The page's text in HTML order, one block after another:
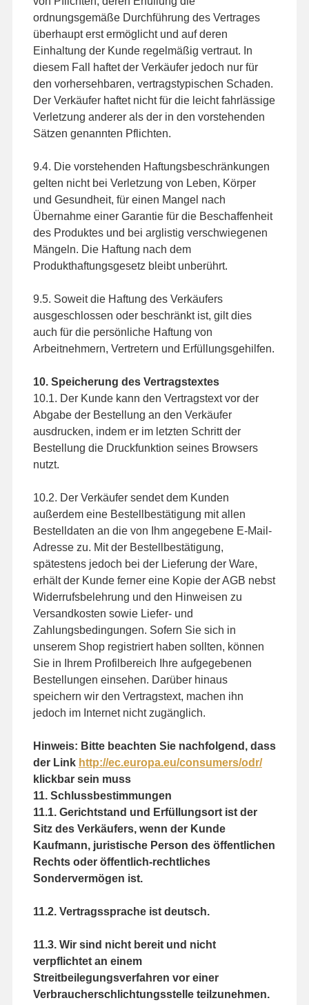
ordnungsgemäße Durchführung des Vertrages
überhaupt erst ermöglicht und auf deren
Einhaltung der Kunde regelmäßig vertraut. In
diesem Fall haftet der Verkäufer jedoch nur für
den vorhersehbaren, vertragstypischen Schaden.
Der Verkäufer haftet nicht für die leicht fahrlässige
Verletzung anderer als der in den vorstehenden
Sätzen genannten Pflichten.
9.4. Die vorstehenden Haftungsbeschränkungen
gelten nicht bei Verletzung von Leben, Körper
und Gesundheit, für einen Mangel nach
Übernahme einer Garantie für die Beschaffenheit
des Produktes und bei arglistig verschwiegenen
Mängeln. Die Haftung nach dem
Produkthaftungsgesetz bleibt unberührt.
9.5. Soweit die Haftung des Verkäufers
ausgeschlossen oder beschränkt ist, gilt dies
auch für die persönliche Haftung von
Arbeitnehmern, Vertretern und Erfüllungsgehilfen.
10. Speicherung des Vertragstextes
10.1. Der Kunde kann den Vertragstext vor der
Abgabe der Bestellung an den Verkäufer
ausdrucken, indem er im letzten Schritt der
Bestellung die Druckfunktion seines Browsers
nutzt.
10.2. Der Verkäufer sendet dem Kunden
außerdem eine Bestellbestätigung mit allen
Bestelldaten an die von Ihm angegebene E-Mail-
Adresse zu. Mit der Bestellbestätigung,
spätestens jedoch bei der Lieferung der Ware,
erhält der Kunde ferner eine Kopie der AGB nebst
Widerrufsbelehrung und den Hinweisen zu
Versandkosten sowie Liefer- und
Zahlungsbedingungen. Sofern Sie sich in
unserem Shop registriert haben sollten, können
Sie in Ihrem Profilbereich Ihre aufgegebenen
Bestellungen einsehen. Darüber hinaus
speichern wir den Vertragstext, machen ihn
jedoch im Internet nicht zugänglich.
Hinweis: Bitte beachten Sie nachfolgend, dass
der Link http://ec.europa.eu/consumers/odr/
klickbar sein muss
11. Schlussbestimmungen
11.1. Gerichtstand und Erfüllungsort ist der
Sitz des Verkäufers, wenn der Kunde
Kaufmann, juristische Person des öffentlichen
Rechts oder öffentlich-rechtliches
Sondervermögen ist.
11.2. Vertragssprache ist deutsch.
11.3. Wir sind nicht bereit und nicht
verpflichtet an einem
Streitbeilegungsverfahren vor einer
Verbraucherschlichtungsstelle teilzunehmen.